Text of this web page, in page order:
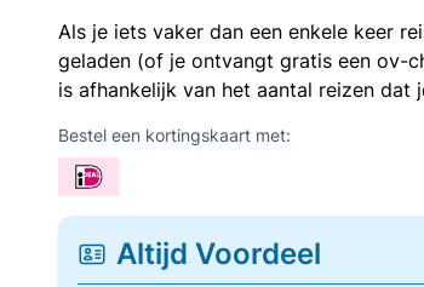
Als je iets vaker dan een enkele keer
geladen (of je ontvangt gratis een ov-
is afhankelijk van het aantal reizen
Bestel een kortingskaart met:
Altijd Voordeel